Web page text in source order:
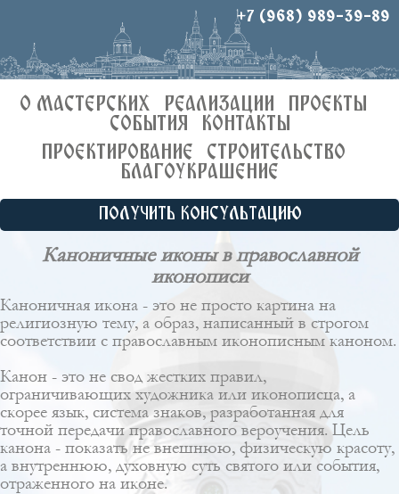
+7 (968) 989-39-89
О МАСТЕРСКИХ РЕАЛИЗАЦИИ
ПРОЕКТЫ
СОБЫТИЯ
КОНТАКТЫ
ПРОЕКТИРОВАНИЕ
СТРОИТЕЛЬСТВО
БЛАГОУКРАШЕНИЕ
ПОЛУЧИТЬ КОНСУЛЬТАЦИЮ
Каноничные иконы в православной
иконописи
Каноничная икона - это не просто картина на
религиозную тему, а образ, написанный в строгом
соответствии с православным иконописным каноном.
Канон - это не свод жестких правил,
ограничивающих художника или иконописца, а
скорее язык, система знаков, разработанная для
точной передачи православного вероучения. Цель
канона - показать не внешнюю, физическую красоту,
а внутреннюю, духовную суть святого или события,
отраженного на иконе.